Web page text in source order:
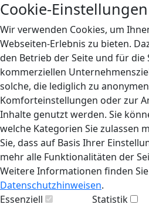
Cookie-Einstellungen
Wir verwenden Cookies, um
Webseiten-Erlebnis zu bieten.
den Betrieb der Seite und für
kommerziellen
solche, die lediglich zu
Komforteinstellungen oder zur
Inhalte genutzt werden. Sie
welche Kategorien Sie zulassen
Sie, dass auf Basis Ihrer
mehr alle Funktionalitäten der
Weitere Informationen finden
Datenschutzhinweisen.
Essenziell
Statistik